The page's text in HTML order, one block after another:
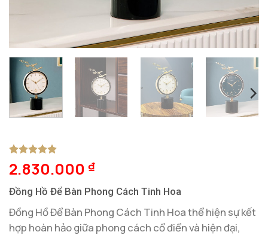
5trên 5
dựa trên
1
2.830.000 ₫
Đồng Hồ Để Bàn Phong Cách Tinh Hoa
Đồng Hồ Để Bàn Phong Cách Tinh Hoa thể hiện sự kết
hợp hoàn hảo giữa phong cách cổ điển và hiện đại,